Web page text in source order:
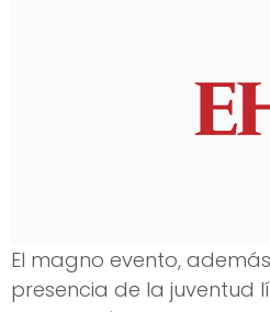
El magno evento,
presencia de la juventud